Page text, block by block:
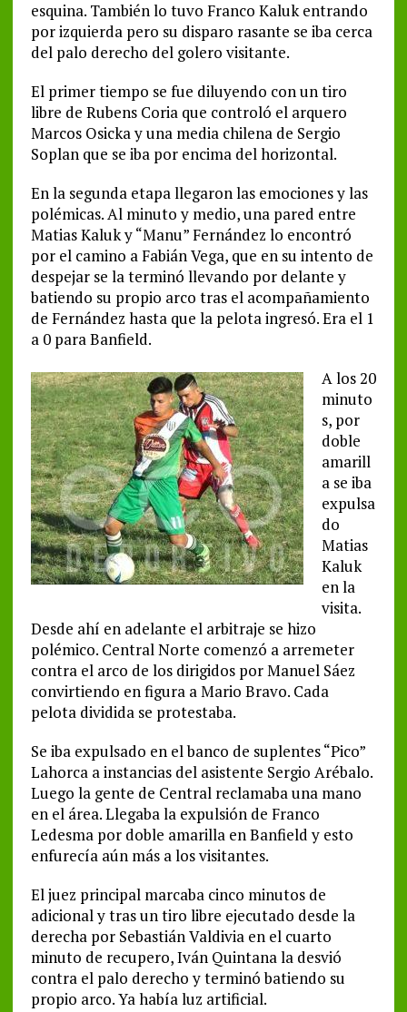
esquina. También lo tuvo Franco Kaluk entrando
por izquierda pero su disparo rasante se iba cerca
del palo derecho del golero visitante.
El primer tiempo se fue diluyendo con un tiro
libre de Rubens Coria que controló el arquero
Marcos Osicka y una media chilena de Sergio
Soplan que se iba por encima del horizontal.
En la segunda etapa llegaron las emociones y las
polémicas. Al minuto y medio, una pared entre
Matias Kaluk y “Manu” Fernández lo encontró
por el camino a Fabián Vega, que en su intento de
despejar se la terminó llevando por delante y
batiendo su propio arco tras el acompañamiento
de Fernández hasta que la pelota ingresó. Era el 1
a 0 para Banfield.
A los 20
minuto
s, por
doble
amarill
a se iba
expulsa
do
Matias
Kaluk
en la
visita.
Desde ahí en adelante el arbitraje se hizo
polémico. Central Norte comenzó a arremeter
contra el arco de los dirigidos por Manuel Sáez
convirtiendo en figura a Mario Bravo. Cada
pelota dividida se protestaba.
Se iba expulsado en el banco de suplentes “Pico”
Lahorca a instancias del asistente Sergio Arébalo.
Luego la gente de Central reclamaba una mano
en el área. Llegaba la expulsión de Franco
Ledesma por doble amarilla en Banfield y esto
enfurecía aún más a los visitantes.
El juez principal marcaba cinco minutos de
adicional y tras un tiro libre ejecutado desde la
derecha por Sebastián Valdivia en el cuarto
minuto de recupero, Iván Quintana la desvió
contra el palo derecho y terminó batiendo su
propio arco. Ya había luz artificial.